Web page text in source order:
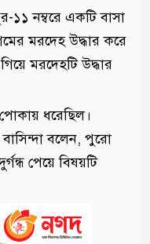
নম্বরে একটি বাসা
মরদেহ উদ্ধার করে
মরদেহটি উদ্ধার
ধরেছিল।
বাসিন্দা বলেন, পুরো
পেয়ে বিষয়টি